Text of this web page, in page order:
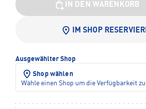
IN DEN WARENKORB
IM SHOP
Ausgewählter Shop
Shop wählen
Wähle einen Shop um die Verfügbarkeit